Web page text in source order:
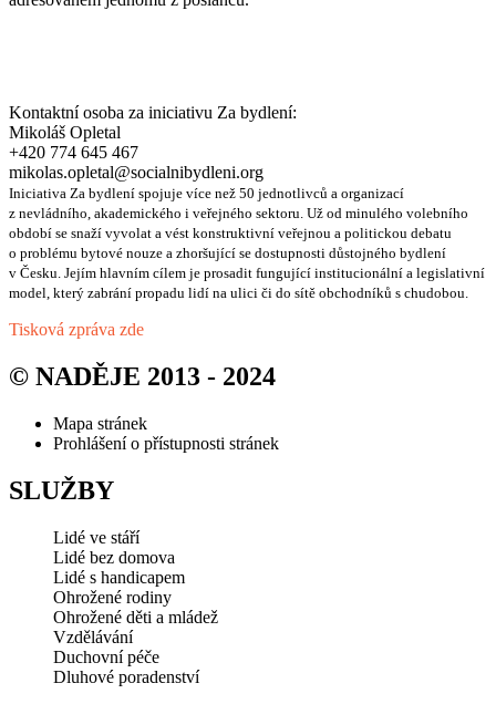
Kontaktní osoba za iniciativu Za bydlení:
Mikoláš Opletal
+420 774 645 467
mikolas.opletal@socialnibydleni.org
Iniciativa Za bydlení spojuje více než 50 jednotlivců a organizací
z nevládního, akademického i veřejného sektoru. Už od minulého volebního
období se snaží vyvolat a vést konstruktivní veřejnou a politickou debatu
o problému bytové nouze a zhoršující se dostupnosti důstojného bydlení
v Česku. Jejím hlavním cílem je prosadit fungující institucionální a legislativní
model, který zabrání propadu lidí na ulici či do sítě obchodníků s chudobou.
Tisková zpráva zde
© NADĚJE 2013 - 2024
Mapa stránek
Prohlášení o přístupnosti stránek
SLUŽBY
Lidé ve stáří
Lidé bez domova
Lidé s handicapem
Ohrožené rodiny
Ohrožené děti a mládež
Vzdělávání
Duchovní péče
Dluhové poradenství